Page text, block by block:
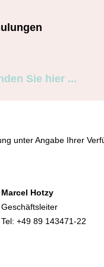
Sie hier ...
unter Angabe Ihrer
Marcel Hotzy
Geschäftsleiter
Tel: +49 89 143471-22